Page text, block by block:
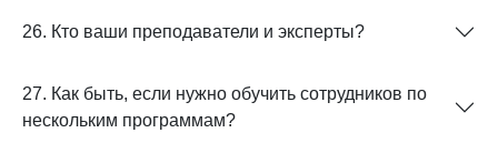
26. Кто ваши преподаватели и эксперты?
27. Как быть, если нужно обучить сотрудников по
нескольким программам?